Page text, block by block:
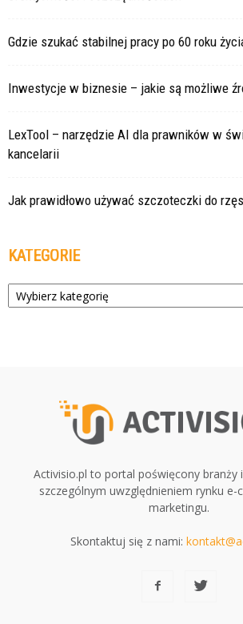
Gdzie szukać stabilnej pracy po 60 roku
Inwestycje w biznesie – jakie są możliwe
LexTool – narzędzie AI dla prawników w
kancelarii
Jak prawidłowo używać szczoteczki do
KATEGORIE
Kategorie
Activisio.pl to portal poświęcony branży
szczególnym uwzględnieniem rynku
marketingu.
Skontaktuj się z nami: